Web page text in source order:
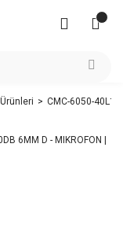
CMC-6050-